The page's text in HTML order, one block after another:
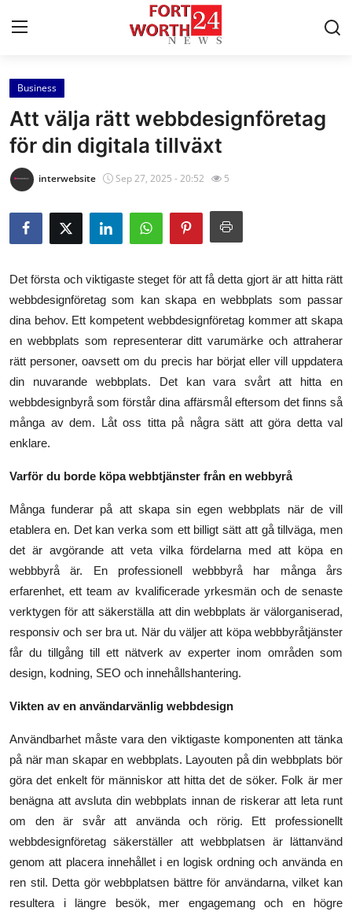
Home
Press Release
Contact
Privacy Policy
News Network
Health
Submit Press Release
Guest Posting
Crypto
Advertise with US
Business
Finance
Tech
Real Estate
General
How To
Support Number
Business
Att välja rätt webbdesignföretag
för din digitala tillväxt
interwebsite Sep 27, 2025 - 20:52 5
Det första och viktigaste steget för att få detta gjort är att hitta rätt
webbdesignföretag som kan skapa en webbplats som passar
dina behov. Ett kompetent webbdesignföretag kommer att skapa
en webbplats som representerar ditt varumärke och attraherar
rätt personer, oavsett om du precis har börjat eller vill uppdatera
din nuvarande webbplats. Det kan vara svårt att hitta en
webbdesignbyrå som förstår dina affärsmål eftersom det finns så
många av dem. Låt oss titta på några sätt att göra detta val
enklare.
Varför du borde köpa webbtjänster från en webbyrå
Många funderar på att skapa sin egen webbplats när de vill
etablera en. Det kan verka som ett billigt sätt att gå tillväga, men
det är avgörande att veta vilka fördelarna med att köpa en
webbbyrå är. En professionell webbbyrå har många års
erfarenhet, ett team av kvalificerade yrkesmän och de senaste
verktygen för att säkerställa att din webbplats är välorganiserad,
responsiv och ser bra ut. När du väljer att köpa webbbyråtjänster
får du tillgång till ett nätverk av experter inom områden som
design, kodning, SEO och innehållshantering.
Vikten av en användarvänlig webbdesign
Användbarhet måste vara den viktigaste komponenten att tänka
på när man skapar en webbplats. Layouten på din webbplats bör
göra det enkelt för människor att hitta det de söker. Folk är mer
benägna att avsluta din webbplats innan de riskerar att leta runt
om den är svår att använda och rörig. Ett professionellt
webbdesignföretag säkerställer att webbplatsen är lättanvänd
genom att placera innehållet i en logisk ordning och använda en
ren stil. Detta gör webbplatsen bättre för användarna, vilket kan
resultera i längre besök, mer engagemang och en högre